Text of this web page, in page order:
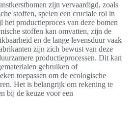
zijn vervaardigd, zoals
stoffen, spelen een cruciale rol in
productieproces van deze bomen
stoffen kan omvatten, zijn de
en de lange levensduur vaak
zijn zich bewust van deze
productieprocessen. Dit kan
gebruiken of
toepassen om de ecologische
Het is belangrijk om rekening te
bij de keuze voor een